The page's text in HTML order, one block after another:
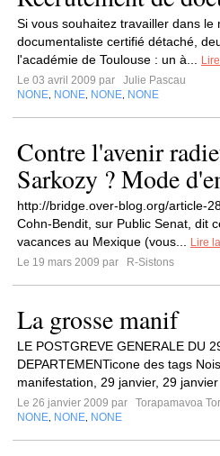
Si vous souhaitez travailler dans
documentaliste certifié détaché,
l'académie de Toulouse : un à...
Le 03 avril 2009 par
Julie Pascau
NONE NONE NONE NONE
Contre l'avenir
Sarkozy ? Mode
http://bridge.over-blog.org/article-
Cohn-Bendit, sur Public Senat, dit
vacances au Mexique (vous...
Lire
Le 19 mars 2009 par
R-Sistons
La grosse manif
LE POSTGREVE GENERALE DU
DEPARTEMENTicone des tags
manifestation, 29 janvier, 29 janvier
Le 26 janvier 2009 par
Torapamavoa
NONE NONE NONE